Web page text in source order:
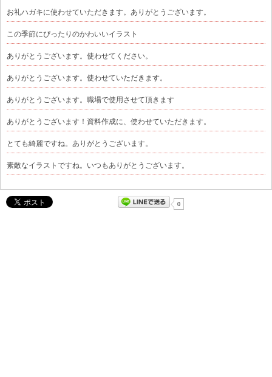
お礼ハガキに使わせていただきます。ありがとうございます。
この季節にぴったりのかわいいイラスト
ありがとうございます。使わせてください。
ありがとうございます。使わせていただきます。
ありがとうございます。職場で使用させて頂きます
ありがとうございます！資料作成に、使わせていただきます。
とても綺麗ですね。ありがとうございます。
素敵なイラストですね。いつもありがとうございます。
0